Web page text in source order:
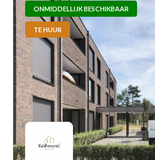
ONMIDDELLIJK BESCHIKBAAR
TE HUUR